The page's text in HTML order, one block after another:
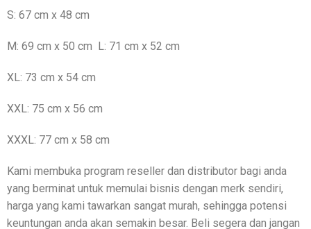
S: 67 cm x 48 cm
M: 69 cm x 50 cm L: 71 cm x 52 cm
XL: 73 cm x 54 cm
XXL: 75 cm x 56 cm
XXXL: 77 cm x 58 cm
Kami membuka program reseller dan distributor bagi anda
yang berminat untuk memulai bisnis dengan merk sendiri,
harga yang kami tawarkan sangat murah, sehingga potensi
keuntungan anda akan semakin besar. Beli segera dan jangan